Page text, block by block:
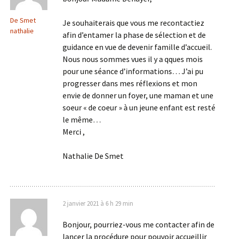
De Smet
nathalie
Je souhaiterais que vous me recontactiez
afin d’entamer la phase de sélection et de
guidance en vue de devenir famille d’accueil.
Nous nous sommes vues il y a qques mois
pour une séance d’informations… J’ai pu
progresser dans mes réflexions et mon
envie de donner un foyer, une maman et une
soeur « de coeur » à un jeune enfant est resté
le même…
Merci ,
Nathalie De Smet
2 janvier 2021 à 6 h 29 min
Bonjour, pourriez-vous me contacter afin de
lancer la procédure pour pouvoir accueillir